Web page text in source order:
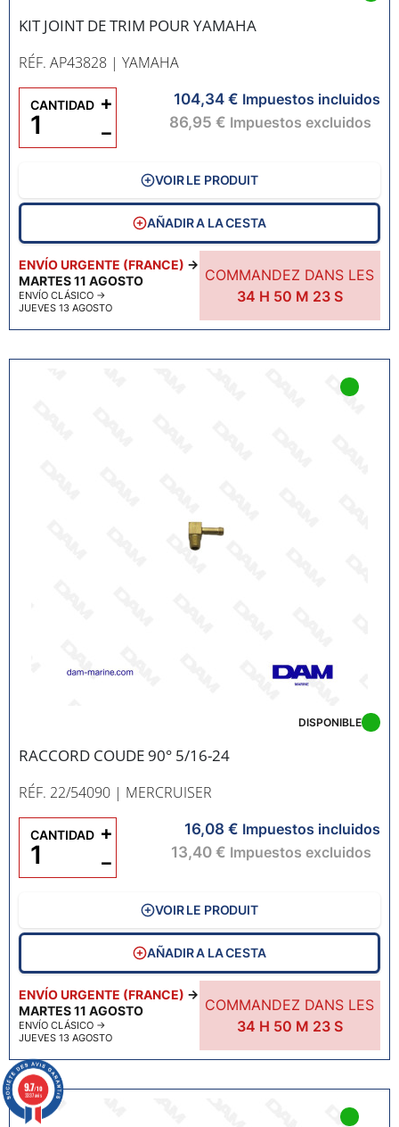
KIT JOINT DE TRIM POUR YAMAHA
RÉF. AP43828 | YAMAHA
ENVÍO URGENTE (FRANCE) →
MARTES 11 AGOSTO
ENVÍO CLÁSICO →
JUEVES 13 AGOSTO
COMMANDEZ DANS LES
34 H 50 M 22S
104,34 € Impuestos incluidos
86,95 € Impuestos excluidos
CANTIDAD
−
+
VOIR LE PRODUIT
AÑADIR A LA CESTA
RACCORD COUDE 90° 5/16-24
RÉF. 22/54090 | MERCRUISER
ENVÍO URGENTE (FRANCE) →
MARTES 11 AGOSTO
ENVÍO CLÁSICO →
JUEVES 13 AGOSTO
COMMANDEZ DANS LES
34 H 50 M 22S
DISPONIBLE
16,08 € Impuestos incluidos
13,40 € Impuestos excluidos
CANTIDAD
−
+
VOIR LE PRODUIT
AÑADIR A LA CESTA
9.7/10
3337 avis